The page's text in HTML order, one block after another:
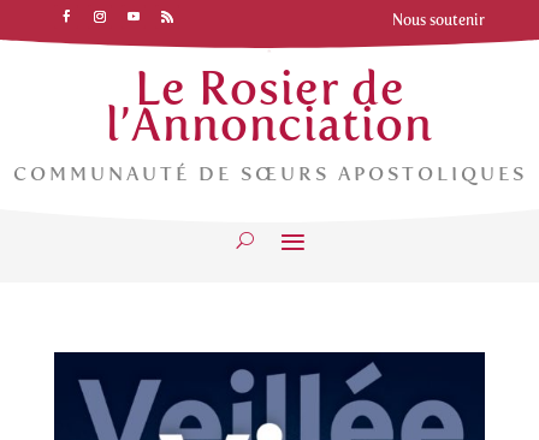
Nous soutenir
Le Rosier de
l’Annonciation
COMMUNAUTÉ DE SŒURS APOSTOLIQUES